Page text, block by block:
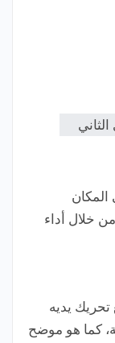
خلال أداء
تحريك يديه
منتظمة ولمدة 20 ثانية، كما هو موضح